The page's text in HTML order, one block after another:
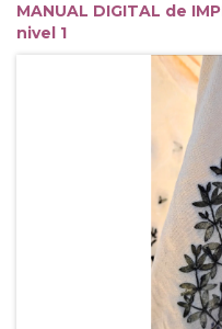
MANUAL DIGITAL de
nivel 1